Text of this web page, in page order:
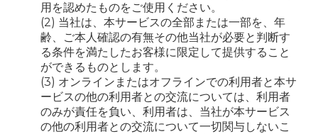
用を認めたものをご使用ください。
(2) 当社は、本サービスの全部または一部を、年
齢、ご本人確認の有無その他当社が必要と判断す
る条件を満たしたお客様に限定して提供すること
ができるものとします。
(3) オンラインまたはオフラインでの利用者と本サ
ービスの他の利用者との交流については、利用者
のみが責任を負い、利用者は、当社が本サービス
の他の利用者との交流について一切関与しないこ